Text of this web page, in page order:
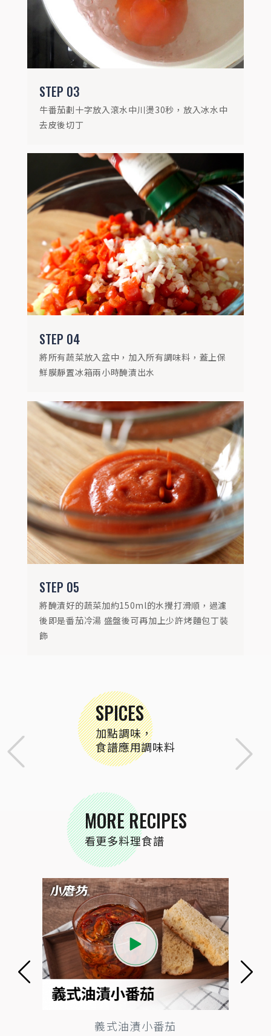
STEP 03
牛番茄劃十字放入滾水中川燙30秒，放入冰水中
去皮後切丁
STEP 04
將所有蔬菜放入盆中，加入所有調味料，蓋上保
鮮膜靜置冰箱兩小時醃漬出水
STEP 05
將醃漬好的蔬菜加約150ml的水攪打滑順，過濾
後即是番茄冷湯 盛盤後可再加上少許烤麵包丁裝
飾
SPICES
加點調味，
食譜應用調味料
MORE RECIPES
看更多料理食譜
義式油漬小番茄
05
將醃漬好的蔬菜加約150ml的水攪打滑順，
過濾後即是番茄冷湯 盛盤後可再加上少許烤
麵包丁裝飾